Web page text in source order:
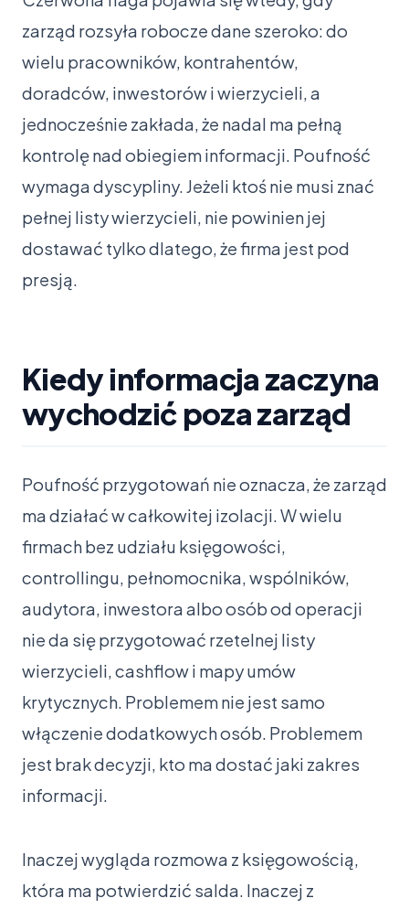
zarząd rozsyła robocze dane szeroko: do
wielu pracowników, kontrahentów,
doradców, inwestorów i wierzycieli, a
jednocześnie zakłada, że nadal ma pełną
kontrolę nad obiegiem informacji. Poufność
wymaga dyscypliny. Jeżeli ktoś nie musi znać
pełnej listy wierzycieli, nie powinien jej
dostawać tylko dlatego, że firma jest pod
presją.
Kiedy informacja zaczyna
wychodzić poza zarząd
Poufność przygotowań nie oznacza, że zarząd
ma działać w całkowitej izolacji. W wielu
firmach bez udziału księgowości,
controllingu, pełnomocnika, wspólników,
audytora, inwestora albo osób od operacji
nie da się przygotować rzetelnej listy
wierzycieli, cashflow i mapy umów
krytycznych. Problemem nie jest samo
włączenie dodatkowych osób. Problemem
jest brak decyzji, kto ma dostać jaki zakres
informacji.
Inaczej wygląda rozmowa z księgowością,
która ma potwierdzić salda. Inaczej z